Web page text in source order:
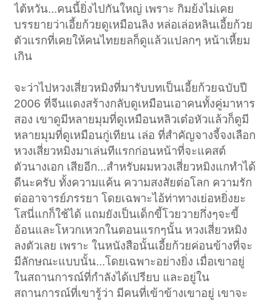
ไต้หวัน...คนนี้ยิ่งไปกันใหญ่ เพราะ กิมย้งไม่เคย
บรรยายว่าเอี้ยก้วยดูเหมือนลิง หล่อเล่อหลินเอี้ยก้วย
ตัวแรกที่เคยให้คนไทยยลก็ดูแล้วแปลกๆ หน้าเหี้ยม
เกิน
จะว่าไปหวงเสี่ยวหมิงที่มารับบทเป็นเอี้ยก้วยฉบับปี
2006 ที่จีนแดงสร้างกลับดูเหมือนเอาคนทั้งคู่มาหาร
สอง เขาดูมีหลายมุมที่ดูเหมือนหลิวเต๋อหัวแล้วก็ดูมี
หลายมุมที่ดูเหมือนกู่เทียน เล่อ ที่สำคัญจางจี้จงเลือก
หวงเสี่ยวหมิงมาเล่นทีแรกก่อนหน้าที่จะแคสต์
ตัวนางเอก เสียอีก...สำหรับผมหวงเสี่ยวหมิงแกทำได้
ดีนะครับ ทั้งความแค้น ความสงสัยต่อโลก ความรัก
ต่ออาจารย์ภรรยา โดยเฉพาะไอ้ท่าทางเย่อหยิ่งยะ
โสนี่แกก็ใช้ได้ แถมยังเป็นเด็กขี้โวยวายกึ่งๆจะขี้
อ้อนและโหวกเหวกในตอนแรกๆนั้น หวงเสี่ยวหมิง
ลงตัวเลย เพราะ ในหนังสือนั้นเอี้ยก้วยค่อนข้างที่จะ
มีลักษณะแบบนั้น...โดยเฉพาะอย่างยิ่ง เมื่อเขาอยู่
ในสถานการณ์ที่กำลังได้เปรียบ และอยู่ใน
สถานการณ์ที่เขารู้ว่า มีคนที่เข้าข้างเขาอยู่ เขาจะ